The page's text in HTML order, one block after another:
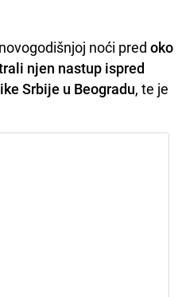
noći pred oko
njen nastup ispred
Srbije u Beogradu, te je